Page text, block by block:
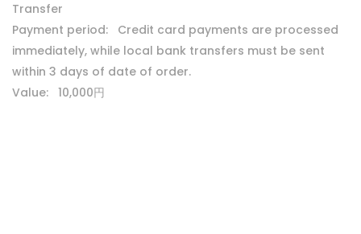
Transfer
Payment period: Credit card payments are processed
immediately, while local bank transfers must be sent
within 3 days of date of order.
Value: 10,000円